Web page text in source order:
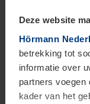
Deze website
Hörmann
betrekking tot
informatie over
partners voegen
kader van het